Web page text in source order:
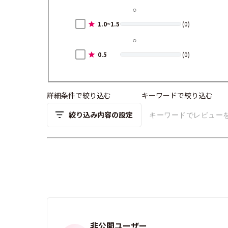
1.0~1.5 (0)
0.5 (0)
詳細条件で絞り込む
絞り込み内容の設定
キーワードで絞り込む
非公開ユーザー